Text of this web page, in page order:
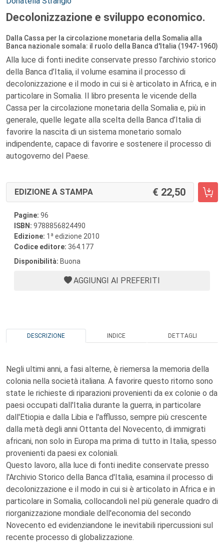
Decolonizzazione e sviluppo economico.
Dalla Cassa per la circolazione monetaria della Somalia alla
Banca nazionale somala: il ruolo della Banca d'Italia (1947-1960)
Alla luce di fonti inedite conservate presso l’archivio storico
della Banca d’Italia, il volume esamina il processo di
decolonizzazione e il modo in cui si è articolato in Africa, e in
particolare in Somalia. Il libro presenta le vicende della
Cassa per la circolazione monetaria della Somalia e, più in
generale, quelle legate alla scelta della Banca d’Italia di
favorire la nascita di un sistema monetario somalo
indipendente, capace di favorire e sostenere il processo di
autogoverno del Paese.
EDIZIONE A STAMPA 22,50
Pagine: 96
ISBN: 9788856824490
Edizione: 1 a edizione 2010
Codice editore: 364.177
Disponibilità: Buona
AGGIUNGI AI PREFERITI
DESCRIZIONE INDICE DETTAGLI
Negli ultimi anni, a fasi alterne, è riemersa la memoria della
colonia nella società italiana. A favorire questo ritorno sono
state le richieste di riparazioni provenienti da ex colonie o da
paesi occupati dall'Italia durante la guerra, in particolare
dall'Etiopia e dalla Libia e l'afflusso, sempre più crescente
dalla metà degli anni Ottanta del Novecento, di immigrati
africani, non solo in Europa ma prima di tutto in Italia, spesso
provenienti da paesi ex coloniali.
Questo lavoro, alla luce di fonti inedite conservate presso
l'Archivio Storico della Banca d'Italia, esamina il processo di
decolonizzazione e il modo in cui si è articolato in Africa e in
particolare in Somalia, collocandoli nel più generale quadro di
riorganizzazione mondiale dell'economia del secondo
Novecento ed evidenziandone le inevitabili ripercussioni sul
recente processo di globalizzazione.